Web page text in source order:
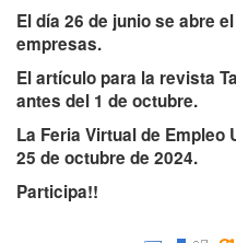
El día 26 de junio se abre
empresas.
El artículo para la revista
antes del 1 de octubre.
La Feria Virtual de Empleo
25 de octubre de 2024.
Participa!!